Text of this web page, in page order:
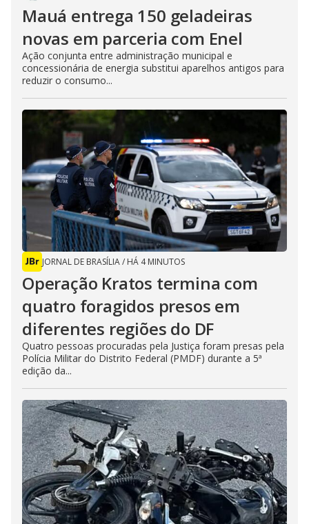
Mauá entrega 150 geladeiras
novas em parceria com Enel
Ação conjunta entre administração municipal e
concessionária de energia substitui aparelhos antigos para
reduzir o consumo...
JORNAL DE BRASÍLIA/ HÁ 4 MINUTOS
Operação Kratos termina com
quatro foragidos presos em
diferentes regiões do DF
Quatro pessoas procuradas pela Justiça foram presas pela
Polícia Militar do Distrito Federal (PMDF) durante a 5ª
edição da...